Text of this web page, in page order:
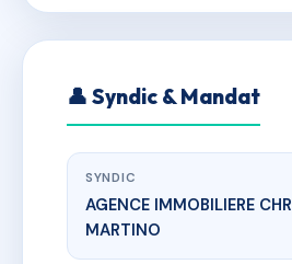
👤 Syndic & Mandat
SYNDIC
AGENCE IMMOBILIERE
MARTINO